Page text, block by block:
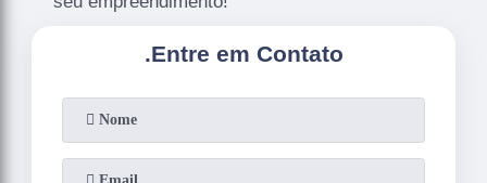
.Entre em Contato